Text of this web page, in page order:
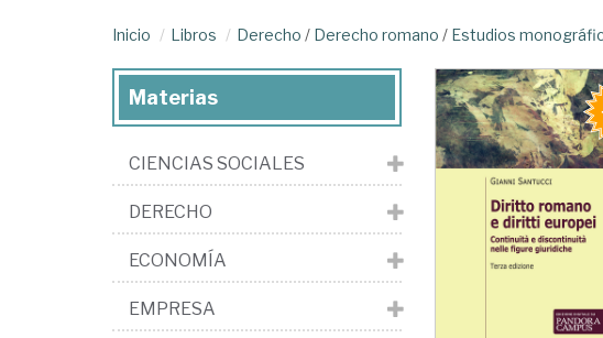
Inicio Libros Derecho / Derecho romano / Estudios
Materias
CIENCIAS SOCIALES
DERECHO
ECONOMÍA
EMPRESA